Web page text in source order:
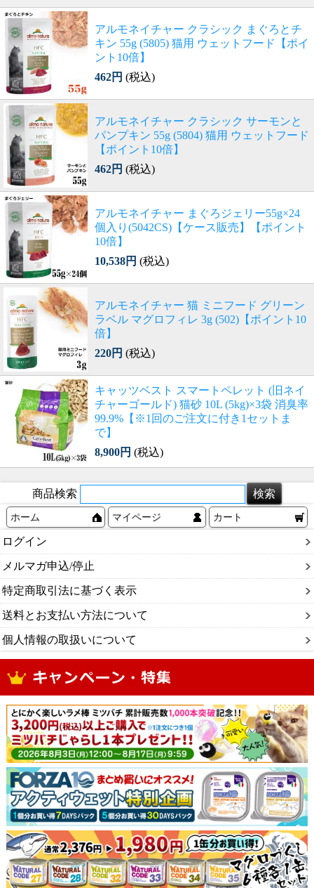
アルモネイチャー クラシック まぐろとチ
キン 55g (5805) 猫用 ウェットフード【ポイ
ント10倍】
462円 (税込)
アルモネイチャー クラシック サーモンと
パンプキン 55g (5804) 猫用 ウェットフード
【ポイント10倍】
462円 (税込)
アルモネイチャー まぐろジェリー55g×24
個入り(5042CS)【ケース販売】【ポイント
10倍】
10,538円 (税込)
アルモネイチャー 猫 ミニフード グリーン
ラベル マグロフィレ 3g (502)【ポイント10
倍】
220円 (税込)
キャッツベスト スマートペレット (旧ネイ
チャーゴールド) 猫砂 10L (5kg)×3袋 消臭率
99.9%【※1回のご注文に付き1セットま
で】
8,900円 (税込)
商品検索
ホーム マイページ カート
ログイン
メルマガ申込/停止
特定商取引法に基づく表示
送料とお支払い方法について
個人情報の取扱いについて